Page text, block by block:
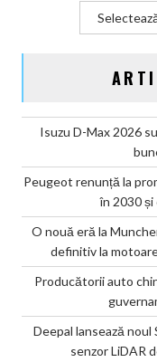
Isuzu D-Max 2026
Peugeot renunță la
în 2030
O nouă eră la
definitiv la
Producătorii auto
Deepal lansează
senzor LiDAR